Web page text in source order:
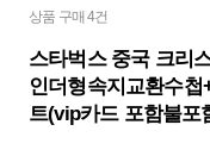
상품 구매 4건
스타벅스 중국 크리
인더형속지교환수첩
트(vip카드 포함불포